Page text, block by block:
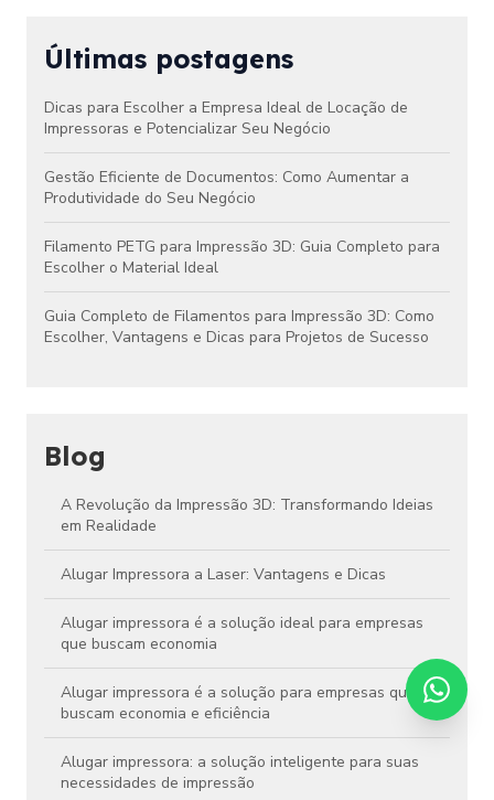
Últimas postagens
Dicas para Escolher a Empresa Ideal de Locação de
Impressoras e Potencializar Seu Negócio
Gestão Eficiente de Documentos: Como Aumentar a
Produtividade do Seu Negócio
Filamento PETG para Impressão 3D: Guia Completo para
Escolher o Material Ideal
Guia Completo de Filamentos para Impressão 3D: Como
Escolher, Vantagens e Dicas para Projetos de Sucesso
Blog
A Revolução da Impressão 3D: Transformando Ideias
em Realidade
Alugar Impressora a Laser: Vantagens e Dicas
Alugar impressora é a solução ideal para empresas
que buscam economia
Alugar impressora é a solução para empresas que
buscam economia e eficiência
Alugar impressora: a solução inteligente para suas
necessidades de impressão